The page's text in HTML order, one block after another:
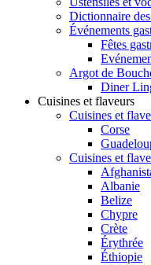
Dictionnaire
Événements
Fêtes
Argot de
Diner
Cuisines et flaveurs
Cuisines et
Corse
Cuisines et
Albanie
Belize
Chypre
Crète
Érythrée
Éthiopie